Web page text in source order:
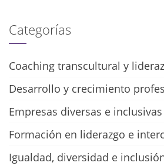
Categorías
Coaching transcultural y
Desarrollo y crecimiento
Empresas diversas e inclusivas
Formación en liderazgo e
Igualdad, diversidad e